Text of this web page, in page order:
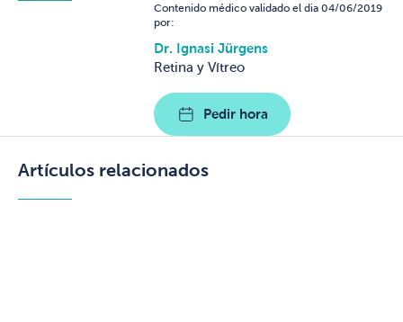
Contenido médico validado el dia 04/06/2019
por:
Dr. Ignasi Jürgens
Retina y Vítreo
Pedir hora
Artículos relacionados